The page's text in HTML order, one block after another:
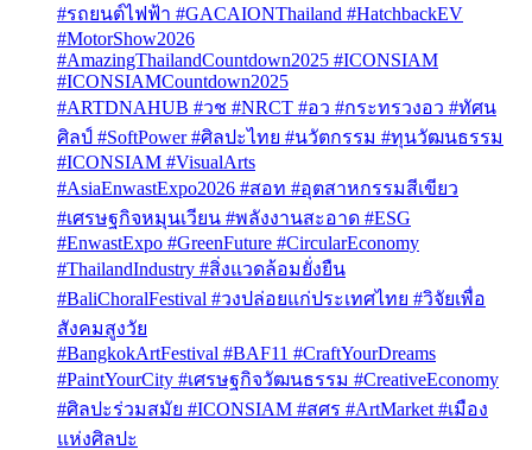
#รถยนต์ไฟฟ้า #GACAIONThailand #HatchbackEV
#MotorShow2026
#AmazingThailandCountdown2025 #ICONSIAM
#ICONSIAMCountdown2025
#ARTDNAHUB #วช #NRCT #อว #กระทรวงอว #ทัศน
ศิลป์ #SoftPower #ศิลปะไทย #นวัตกรรม #ทุนวัฒนธรรม
#ICONSIAM #VisualArts
#AsiaEnwastExpo2026 #สอท #อุตสาหกรรมสีเขียว
#เศรษฐกิจหมุนเวียน #พลังงานสะอาด #ESG
#EnwastExpo #GreenFuture #CircularEconomy
#ThailandIndustry #สิ่งแวดล้อมยั่งยืน
#BaliChoralFestival #วงปล่อยแก่ประเทศไทย #วิจัยเพื่อ
สังคมสูงวัย
#BangkokArtFestival #BAF11 #CraftYourDreams
#PaintYourCity #เศรษฐกิจวัฒนธรรม #CreativeEconomy
#ศิลปะร่วมสมัย #ICONSIAM #สศร #ArtMarket #เมือง
แห่งศิลปะ